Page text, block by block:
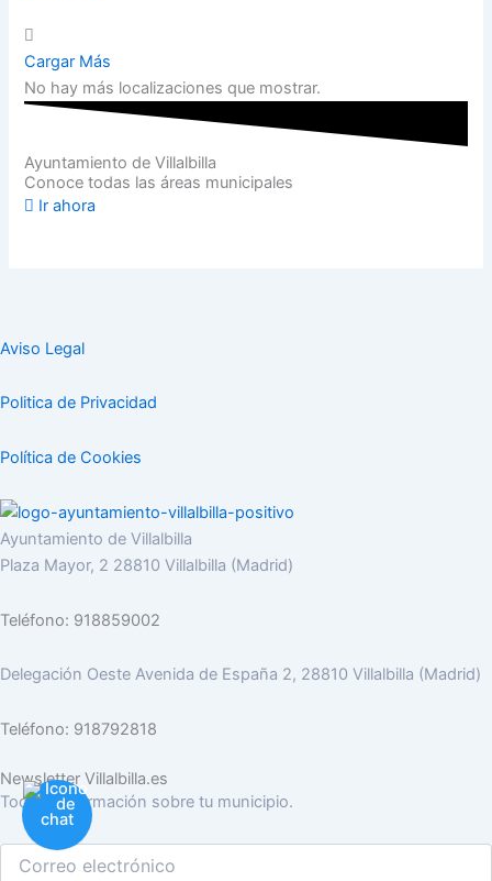
Cargar Más
No hay más localizaciones que mostrar.
Ayuntamiento de Villalbilla
Conoce todas las áreas municipales
Ir ahora
Aviso Legal
Politica de Privacidad
Política de Cookies
Ayuntamiento de Villalbilla
Plaza Mayor, 2 28810 Villalbilla (Madrid)
Teléfono: 918859002
Delegación Oeste Avenida de España 2, 28810 Villalbilla (Madrid)
Teléfono: 918792818
Newsletter Villalbilla.es
Toda la información sobre tu municipio.